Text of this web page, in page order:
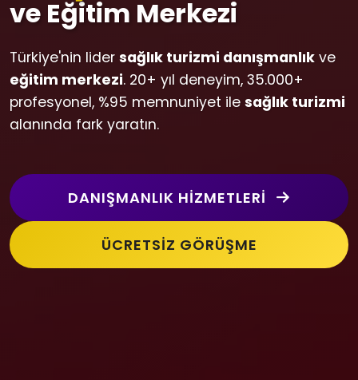
ve Eğitim Merkezi
Türkiye'nin lider sağlık turizmi danışmanlık ve
eğitim merkezi. 20+ yıl deneyim, 35.000+
profesyonel, %95 memnuniyet ile sağlık turizmi
alanında fark yaratın.
DANIŞMANLIK HIZMETLERI
ÜCRETSIZ GÖRÜŞME